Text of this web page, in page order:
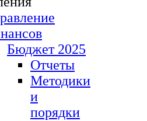
Бюджет 2025
Отчеты
Методики
и
порядки